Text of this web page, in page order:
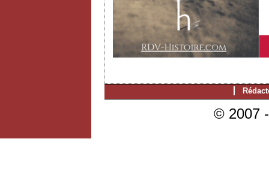
© 2007